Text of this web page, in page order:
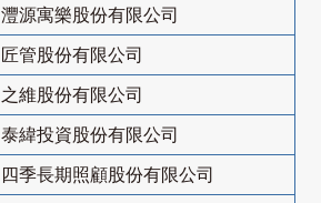
灃源寓樂股份有限公司
匠管股份有限公司
之維股份有限公司
泰緯投資股份有限公司
四季長期照顧股份有限公司